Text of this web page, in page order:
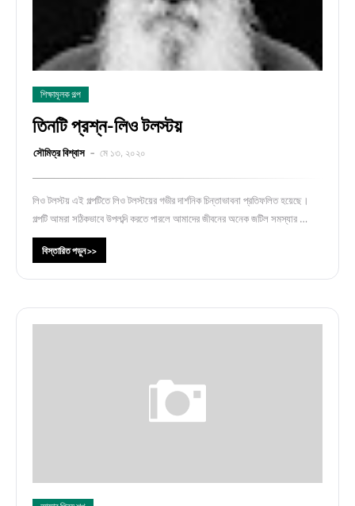
শিক্ষামূলক গল্প
তিনটি প্রশ্ন-লিও টলস্টয়
সৌমিত্র বিশ্বাস মে ১৩, ২০২০
লিও টলস্টয় এই গল্পটিতে লিও টলস্টয়ের গভীর দার্শনিক চিন্তাভাবনা প্রতিফলিত হয়েছে।
গল্পটি আমরা সঠিকভাবে উপলব্দি করতে পারলে আমাদের জীবনের অনেক জটিল সমস্যার …
বিস্তারিত পড়ুন >>